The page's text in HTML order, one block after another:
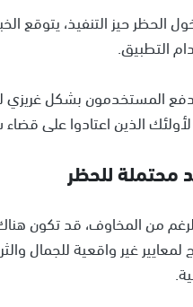
الحظر حيز التنفيذ، يتوقع
التطبيق.
الذين اعتادوا على
محتملة للحظر
لمعايير غير واقعية للجمال